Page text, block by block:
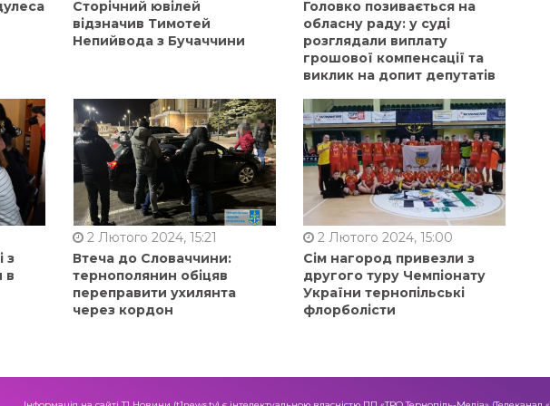
Сторічний ювілей
відзначив Тимотей
Непийвода з Бучаччини
Головко позивається на
обласну раду: у суді
розглядали виплату
грошової компенсації та
виклик на допит депутатів
з
в
2 Лютого 2024, 15:21
Втеча до Словаччини:
тернополянин обіцяв
переправити ухилянта
через кордон
2 Лютого 2024, 15:00
Сім нагород привезли з
другого туру Чемпіонату
України тернопільські
флорболісти